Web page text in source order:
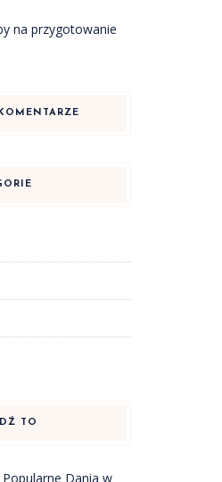
na przygotowanie
TO
Popularne Dania w